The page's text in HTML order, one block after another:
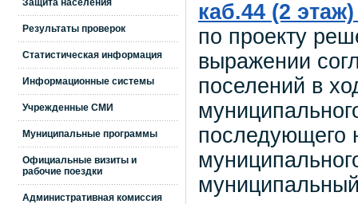
Защита населения
Результаты проверок
Статистическая информация
Информационные системы
Учрежденные СМИ
Муниципальные программы
Официальные визиты и
рабочие поездки
Административная комиссия
каб.44 (2
по проекту
выражении
поселений в
последующего